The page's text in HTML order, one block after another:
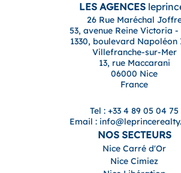
LES AGENCES
26 Rue Maréchal
53, avenue Reine Victoria -
1330, boulevard
Villefranche-sur-Mer
13, rue Maccarani
06000 Nice
France
Tel : +33 4 89 05 04 75
Email :
NOS SECTEURS
Nice Carré d'Or
Nice Cimiez